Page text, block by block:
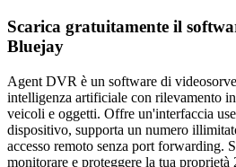
Scarica gratuitamente il
Bluejay
Agent DVR è un software di
intelligenza artificiale con rilevamento
veicoli e oggetti. Offre un'interfaccia
dispositivo, supporta un numero
accesso remoto senza port forwarding.
monitorare e proteggere la tua proprietà